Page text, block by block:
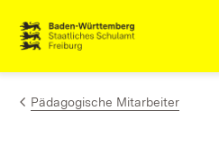
Zum Inhalt springen
Link zur Startseite
Pädagogische Mitarbeiter